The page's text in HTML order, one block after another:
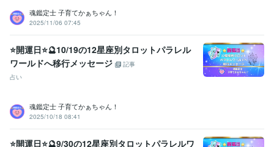
福祉住環境コーディネーター2級
福祉用具専門相談員
得意分野
悩み相談・カウンセリング 【複数占術による解決策】 【親子鑑定】
【魂の気質から読み解く不登校の悩み相談】
【ママへの♡パラレル
シフトメッセージ】
子育ての悩み
占い 【魂の気質から読み解く宝物(才能)鑑定】
ためのお手伝い♡♪】
悩み相談 子育ての悩み 仕事 家族の悩み
魂鑑定士 子育てかぁちゃん！
2025/11/06 07:45
⭐開運日⭐🔮10/19の12星座別タロットパラレル
ワールドへ移行メッセージ
記事
占い
魂鑑定士 子育てかぁちゃん！
2025/10/18 08:41
⭐開運日⭐🔮9/30の12星座別タロットパラレルワ